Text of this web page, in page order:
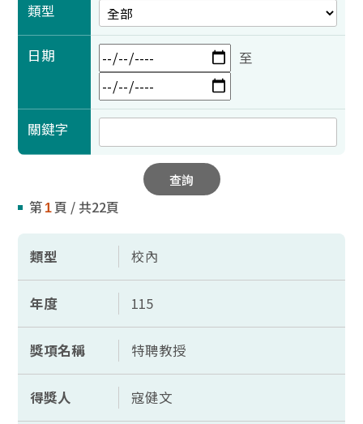
類型
日期 至
關鍵字
查詢
第 1 頁 / 共22頁
類型 校內
年度 115
獎項名稱 特聘教授
得獎人 寇健文